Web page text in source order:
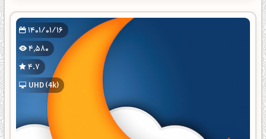
1401/01/16
4,580
4.7
UHD (4k)